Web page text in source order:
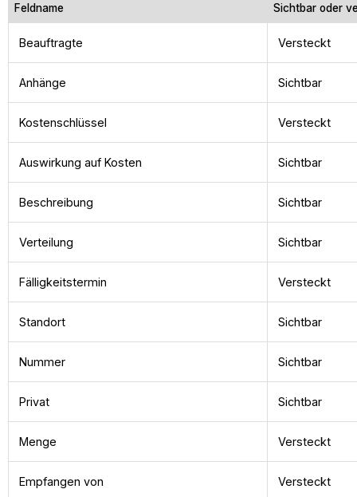
Feldname Sichtbar oder
Beauftragte Versteckt
Anhänge Sichtbar
Kostenschlüssel Versteckt
Auswirkung auf Kosten Sichtbar
Beschreibung Sichtbar
Verteilung Sichtbar
Fälligkeitstermin Versteckt
Standort Sichtbar
Nummer Sichtbar
Privat Sichtbar
Menge Versteckt
Empfangen von Versteckt